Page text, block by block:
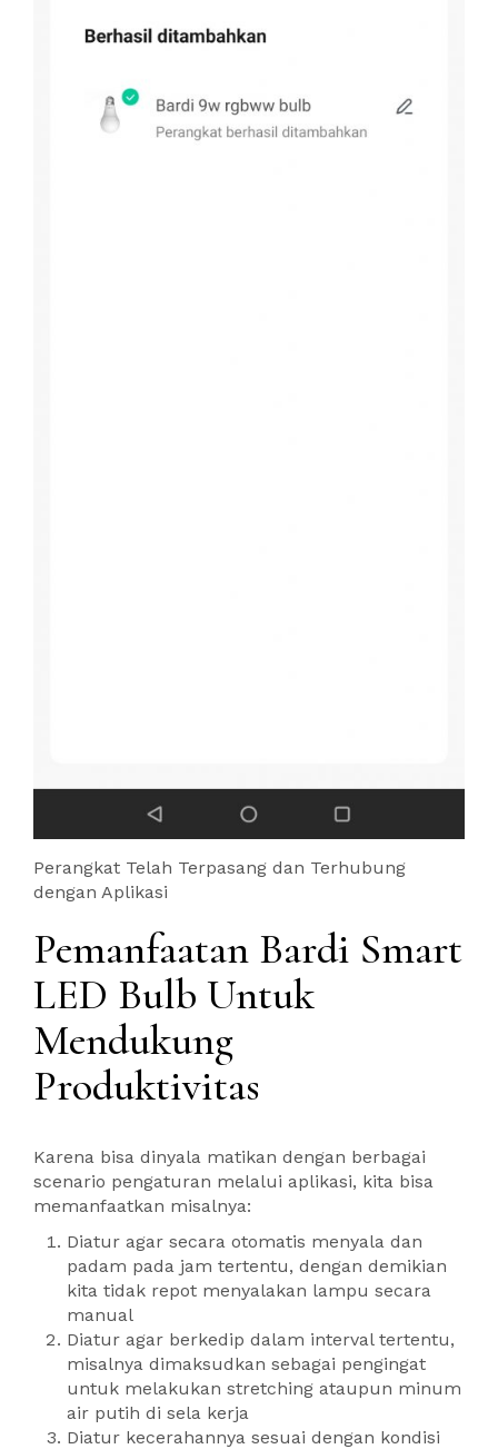
Perangkat Telah Terpasang dan Terhubung
dengan Aplikasi
Pemanfaatan Bardi Smart
LED Bulb Untuk
Mendukung
Produktivitas
Karena bisa dinyala matikan dengan berbagai
scenario pengaturan melalui aplikasi, kita bisa
memanfaatkan misalnya:
Diatur agar secara otomatis menyala dan
padam pada jam tertentu, dengan demikian
kita tidak repot menyalakan lampu secara
manual
Diatur agar berkedip dalam interval tertentu,
misalnya dimaksudkan sebagai pengingat
untuk melakukan stretching ataupun minum
air putih di sela kerja
Diatur kecerahannya sesuai dengan kondisi